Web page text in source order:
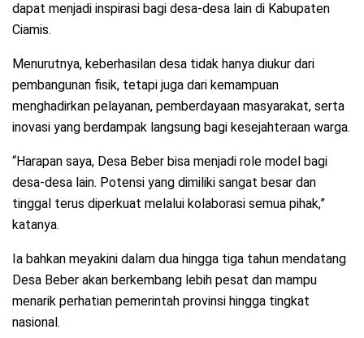
dapat menjadi inspirasi bagi desa-desa lain di Kabupaten
Ciamis.
Menurutnya, keberhasilan desa tidak hanya diukur dari
pembangunan fisik, tetapi juga dari kemampuan
menghadirkan pelayanan, pemberdayaan masyarakat, serta
inovasi yang berdampak langsung bagi kesejahteraan warga.
“Harapan saya, Desa Beber bisa menjadi role model bagi
desa-desa lain. Potensi yang dimiliki sangat besar dan
tinggal terus diperkuat melalui kolaborasi semua pihak,”
katanya.
Ia bahkan meyakini dalam dua hingga tiga tahun mendatang
Desa Beber akan berkembang lebih pesat dan mampu
menarik perhatian pemerintah provinsi hingga tingkat
nasional.